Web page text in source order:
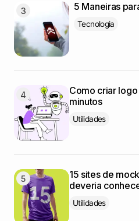
5 Maneiras
Tecnologia
Como criar
minutos
Utilidades
15 sites de
deveria
Utilidades